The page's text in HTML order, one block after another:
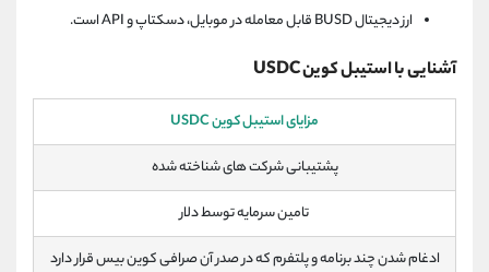
ارز دیجیتال BUSD قابل معامله در موبایل، دسکتاپ و API است.
آشنایی با استیبل کوینUSDC
مزایای استیبل کوین USDC
پشتیبانی شرکت های شناخته شده
تامین سرمایه توسط دلار
ادغام شدن چند برنامه و پلتفرم که در صدر آن صرافی کوین بیس قرار دارد